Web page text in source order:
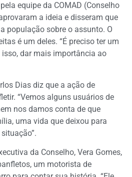
equipe da COMAD (Conselho
a ideia e disseram que
população sobre o assunto. O
é um deles. “É preciso ter um
dar mais importância ao
Dias diz que a ação de
“Vemos alguns usuários de
nos damos conta de que
uma vida que deixou para
da Conselho, Vera Gomes,
um motorista de